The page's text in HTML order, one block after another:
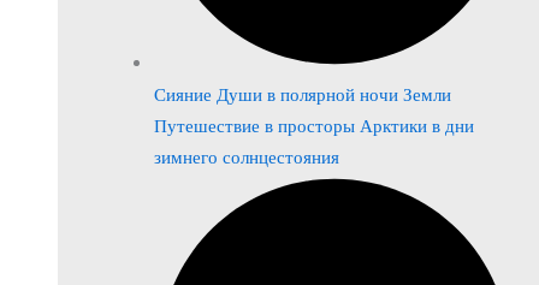
Сияние Души в полярной ночи Земли
Путешествие в просторы Арктики в дни
зимнего солнцестояния